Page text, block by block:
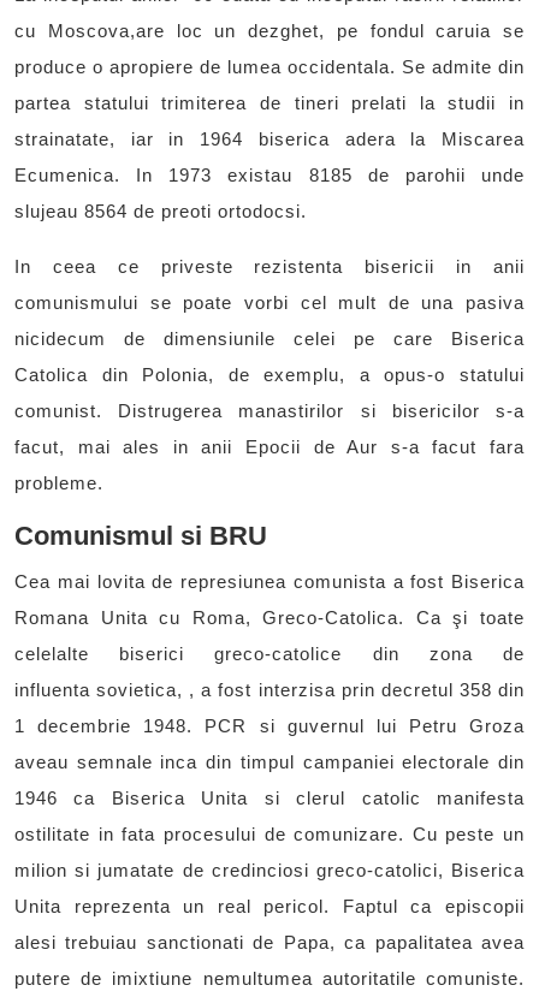
cu Moscova,are loc un dezghet, pe fondul caruia se
produce o apropiere de lumea occidentala. Se admite din
partea statului trimiterea de tineri prelati la studii in
strainatate, iar in 1964 biserica adera la Miscarea
Ecumenica. In 1973 existau 8185 de parohii unde
slujeau 8564 de preoti ortodocsi.
In ceea ce priveste rezistenta bisericii in anii
comunismului se poate vorbi cel mult de una pasiva
nicidecum de dimensiunile celei pe care Biserica
Catolica din Polonia, de exemplu, a opus-o statului
comunist. Distrugerea manastirilor si bisericilor s-a
facut, mai ales in anii Epocii de Aur s-a facut fara
probleme.
Comunismul si BRU
Cea mai lovita de represiunea comunista a fost Biserica
Romana Unita cu Roma, Greco-Catolica. Ca şi toate
celelalte biserici greco-catolice din zona de
influenta sovietica, , a fost interzisa prin decretul 358 din
1 decembrie 1948. PCR si guvernul lui Petru Groza
aveau semnale inca din timpul campaniei electorale din
1946 ca Biserica Unita si clerul catolic manifesta
ostilitate in fata procesului de comunizare. Cu peste un
milion si jumatate de credinciosi greco-catolici, Biserica
Unita reprezenta un real pericol. Faptul ca episcopii
alesi trebuiau sanctionati de Papa, ca papalitatea avea
putere de imixtiune nemultumea autoritatile comuniste.